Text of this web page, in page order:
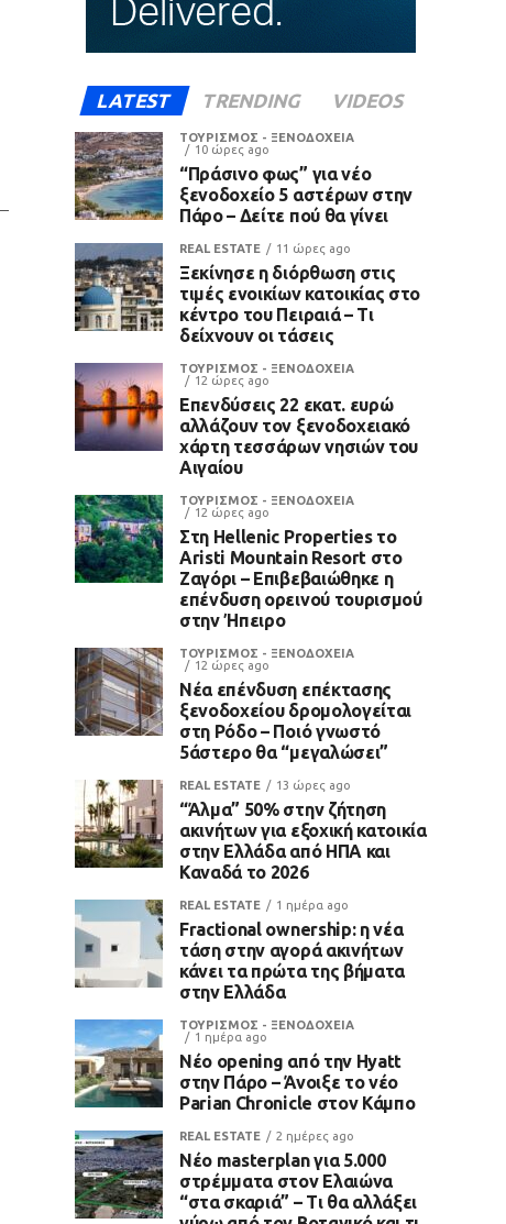
LATEST TRENDING VIDEOS
ΤΟΥΡΙΣΜΟΣ - ΞΕΝΟΔΟΧΕΙΑ
10 ώρες ago
“Πράσινο φως” για νέο
ξενοδοχείο 5 αστέρων στην
Πάρο – Δείτε πού θα γίνει
REAL ESTATE 11 ώρες ago
Ξεκίνησε η διόρθωση στις
τιμές ενοικίων κατοικίας στο
κέντρο του Πειραιά – Τι
δείχνουν οι τάσεις
ΤΟΥΡΙΣΜΟΣ - ΞΕΝΟΔΟΧΕΙΑ
12 ώρες ago
Επενδύσεις 22 εκατ. ευρώ
αλλάζουν τον ξενοδοχειακό
χάρτη τεσσάρων νησιών του
Αιγαίου
ΤΟΥΡΙΣΜΟΣ - ΞΕΝΟΔΟΧΕΙΑ
12 ώρες ago
Στη Hellenic Properties το
Aristi Mountain Resort στο
Ζαγόρι – Επιβεβαιώθηκε η
επένδυση ορεινού τουρισμού
στην Ήπειρο
ΤΟΥΡΙΣΜΟΣ - ΞΕΝΟΔΟΧΕΙΑ
12 ώρες ago
Νέα επένδυση επέκτασης
ξενοδοχείου δρομολογείται
στη Ρόδο – Ποιό γνωστό
5άστερο θα “μεγαλώσει”
REAL ESTATE 13 ώρες ago
“Άλμα” 50% στην ζήτηση
ακινήτων για εξοχική κατοικία
στην Ελλάδα από ΗΠΑ και
Καναδά το 2026
REAL ESTATE 1 ημέρα ago
Fractional ownership: η νέα
τάση στην αγορά ακινήτων
κάνει τα πρώτα της βήματα
στην Ελλάδα
ΤΟΥΡΙΣΜΟΣ - ΞΕΝΟΔΟΧΕΙΑ
1 ημέρα ago
Νέο opening από την Hyatt
στην Πάρο – Άνοιξε το νέο
Parian Chronicle στον Κάμπο
REAL ESTATE 2 ημέρες ago
Νέο masterplan για 5.000
στρέμματα στον Ελαιώνα
“στα σκαριά” – Τι θα αλλάξει